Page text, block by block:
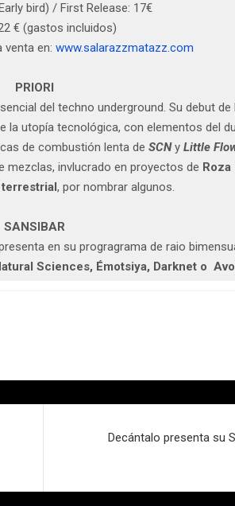
bird) / First Release: 17€
€ (gastos incluidos)
venta en: www.salarazzmatazz.com
PRIORI
del techno underground. Su debut de
utopía tecnológica, con elementos del
de combustión lenta de SCNy Little
mezclas, invlucrado en proyectos de
terrestrial, por nombrar algunos.
SANSIBAR
en su progragrama de raio
Sciences, Émotsiya, Darknet o
Decántalo presenta su